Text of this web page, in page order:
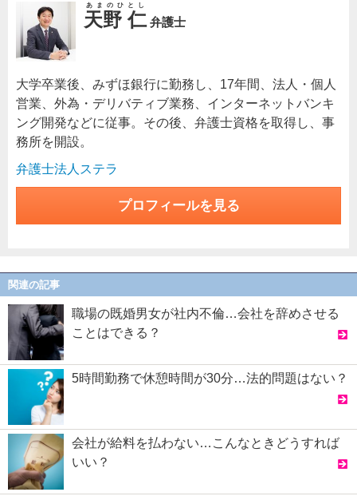
天野 仁
あまのひとし
弁護士
大学卒業後、みずほ銀行に勤務し、17年間、法人・個人
営業、外為・デリバティブ業務、インターネットバンキ
ング開発などに従事。その後、弁護士資格を取得し、事
務所を開設。
弁護士法人ステラ
プロフィールを見る
関連の記事
職場の既婚男女が社内不倫…会社を辞めさせる
ことはできる？
5時間勤務で休憩時間が30分…法的問題はない？
会社が給料を払わない…こんなときどうすれば
いい？